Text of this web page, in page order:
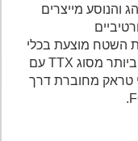
מייצרים
השטח מוצעת בכלי
זה מערכת המתלים המוכחת והטובה ביותר מסוג TTX עם
טראק מחוברת דרך